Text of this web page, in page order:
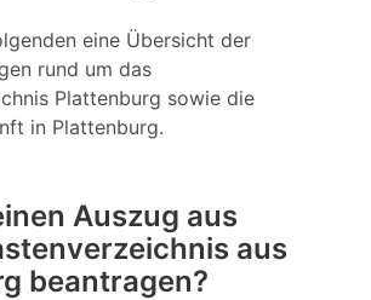
eine Übersicht der
rund um das
Plattenburg sowie die
in Plattenburg.
Auszug aus
aus
beantragen?